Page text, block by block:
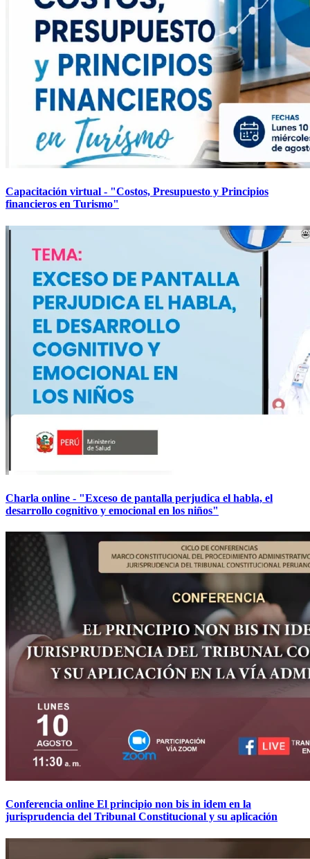
Capacitación virtual - "Costos, Presupuesto y Principios
financieros en Turismo"
Charla online - "Exceso de pantalla perjudica el habla, el
desarrollo cognitivo y emocional en los niños"
Conferencia online El principio non bis in idem en la
jurisprudencia del Tribunal Constitucional y su aplicación